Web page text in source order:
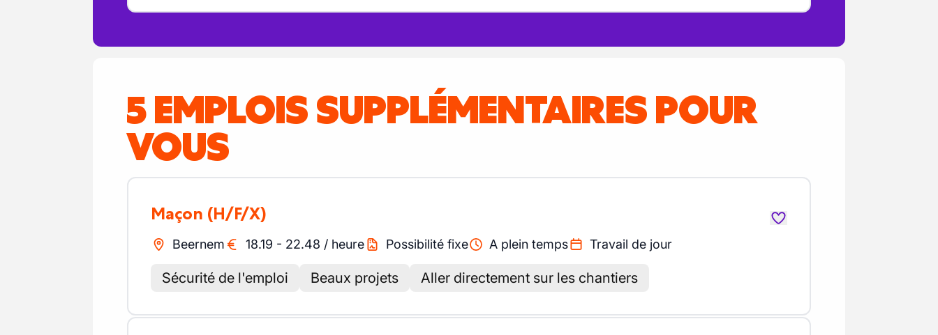
5 EMPLOIS SUPPLÉMENTAIRES POUR
VOUS
Maçon (H/F/X)
Beernem 18.19 - 22.48 / heure Possibilité fixe A plein temps Travail de jour
Sécurité de l'emploi Beaux projets Aller directement sur les chantiers